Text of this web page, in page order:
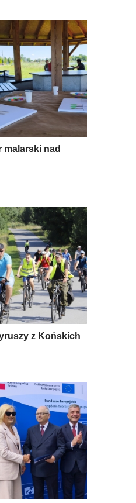
malarski nad
z Końskich